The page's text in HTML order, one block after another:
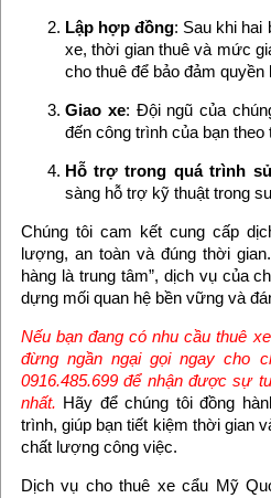
Lập hợp đồng: Sau khi hai
xe, thời gian thuê và mức
cho thuê để bảo đảm quyền
Giao xe: Đội ngũ của
đến công trình của bạn theo
Hỗ trợ trong quá trình
sàng hỗ trợ kỹ thuật trong
Chúng tôi cam kết cung cấp
lượng, an toàn và đúng thời
hàng là trung tâm”, dịch vụ của
dựng mối quan hệ bền vững và
Nếu bạn đang có nhu cầu thuê
đừng ngần ngại gọi ngay cho
0916.485.699 để nhận được sự
nhất. Hãy để chúng tôi đồng
trình, giúp bạn tiết kiệm thời gian
chất lượng công việc.
Dịch vụ cho thuê xe cẩu Mỹ